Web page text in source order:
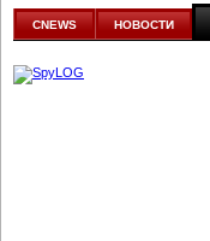
аналитике
CNEWS НОВОСТИ